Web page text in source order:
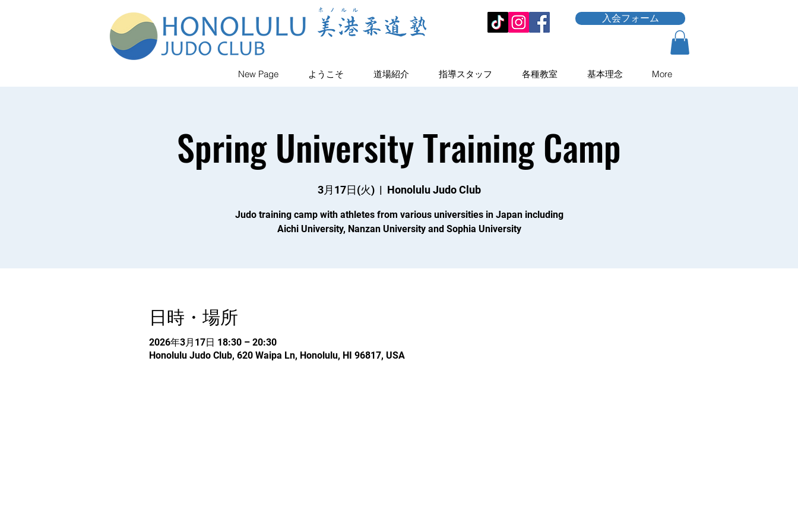
New Page ようこそ 道場紹介 指導スタッフ 各種教室 基本理念 More
入会フォーム
Spring University Training Camp
3月17日(火)
  |
Honolulu Judo Club
Judo training camp with athletes from various universities in Japan including
Aichi University, Nanzan University and Sophia University
日時・場所
2026年3月17日 18:30 – 20:30
Honolulu Judo Club, 620 Waipa Ln, Honolulu, HI 96817, USA